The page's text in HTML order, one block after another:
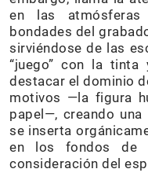
en las atmósferas
bondades del
sirviéndose de las
“juego” con la tinta
destacar el dominio
motivos —la figura
papel—, creando
se inserta
en los fondos de
consideración del